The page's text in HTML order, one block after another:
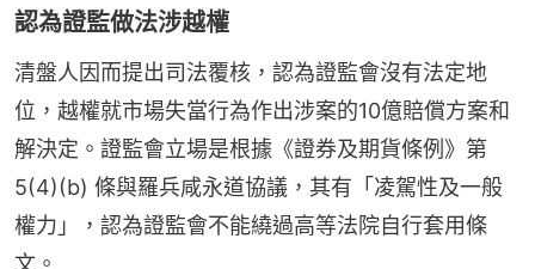
認為證監做法涉越權
清盤人因而提出司法覆核，認為證監會沒有法定地
位，越權就市場失當行為作出涉案的10億賠償方案和
解決定。證監會立場是根據《證券及期貨條例》第
5(4)(b) 條與羅兵咸永道協議，其有「凌駕性及一般
權力」，認為證監會不能繞過高等法院自行套用條
文。